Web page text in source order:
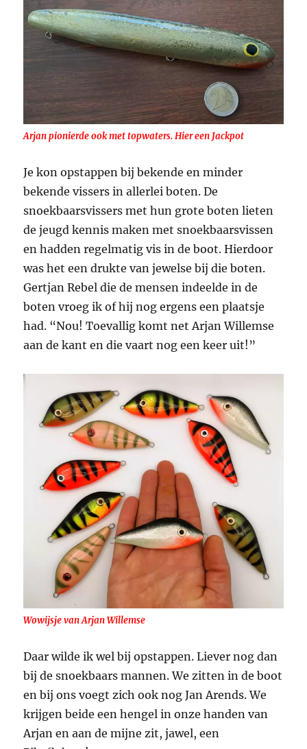
Arjan pionierde ook met topwaters. Hier een Jackpot
Je kon opstappen bij bekende en minder
bekende vissers in allerlei boten. De
snoekbaarsvissers met hun grote boten lieten
de jeugd kennis maken met snoekbaarsvissen
en hadden regelmatig vis in de boot. Hierdoor
was het een drukte van jewelse bij die boten.
Gertjan Rebel die de mensen indeelde in de
boten vroeg ik of hij nog ergens een plaatsje
had. “Nou! Toevallig komt net Arjan Willemse
aan de kant en die vaart nog een keer uit!”
Wowijsje van Arjan Willemse
Daar wilde ik wel bij opstappen. Liever nog dan
bij de snoekbaars mannen. We zitten in de boot
en bij ons voegt zich ook nog Jan Arends. We
krijgen beide een hengel in onze handen van
Arjan en aan de mijne zit, jawel, een